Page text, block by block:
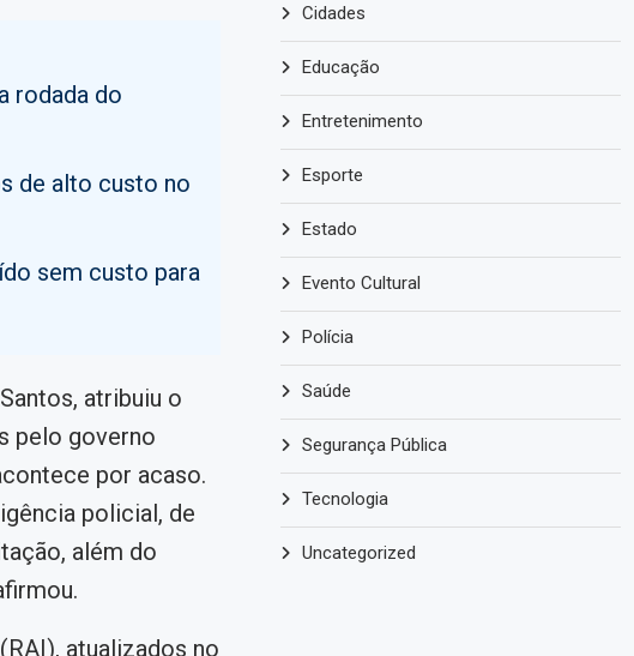
rodada do
de alto custo no
sem custo para
atribuiu o
pelo governo
por acaso.
policial, de
além do
atualizados no
Cidades
Educação
Entretenimento
Esporte
Estado
Evento Cultural
Polícia
Saúde
Segurança Pública
Tecnologia
Uncategorized